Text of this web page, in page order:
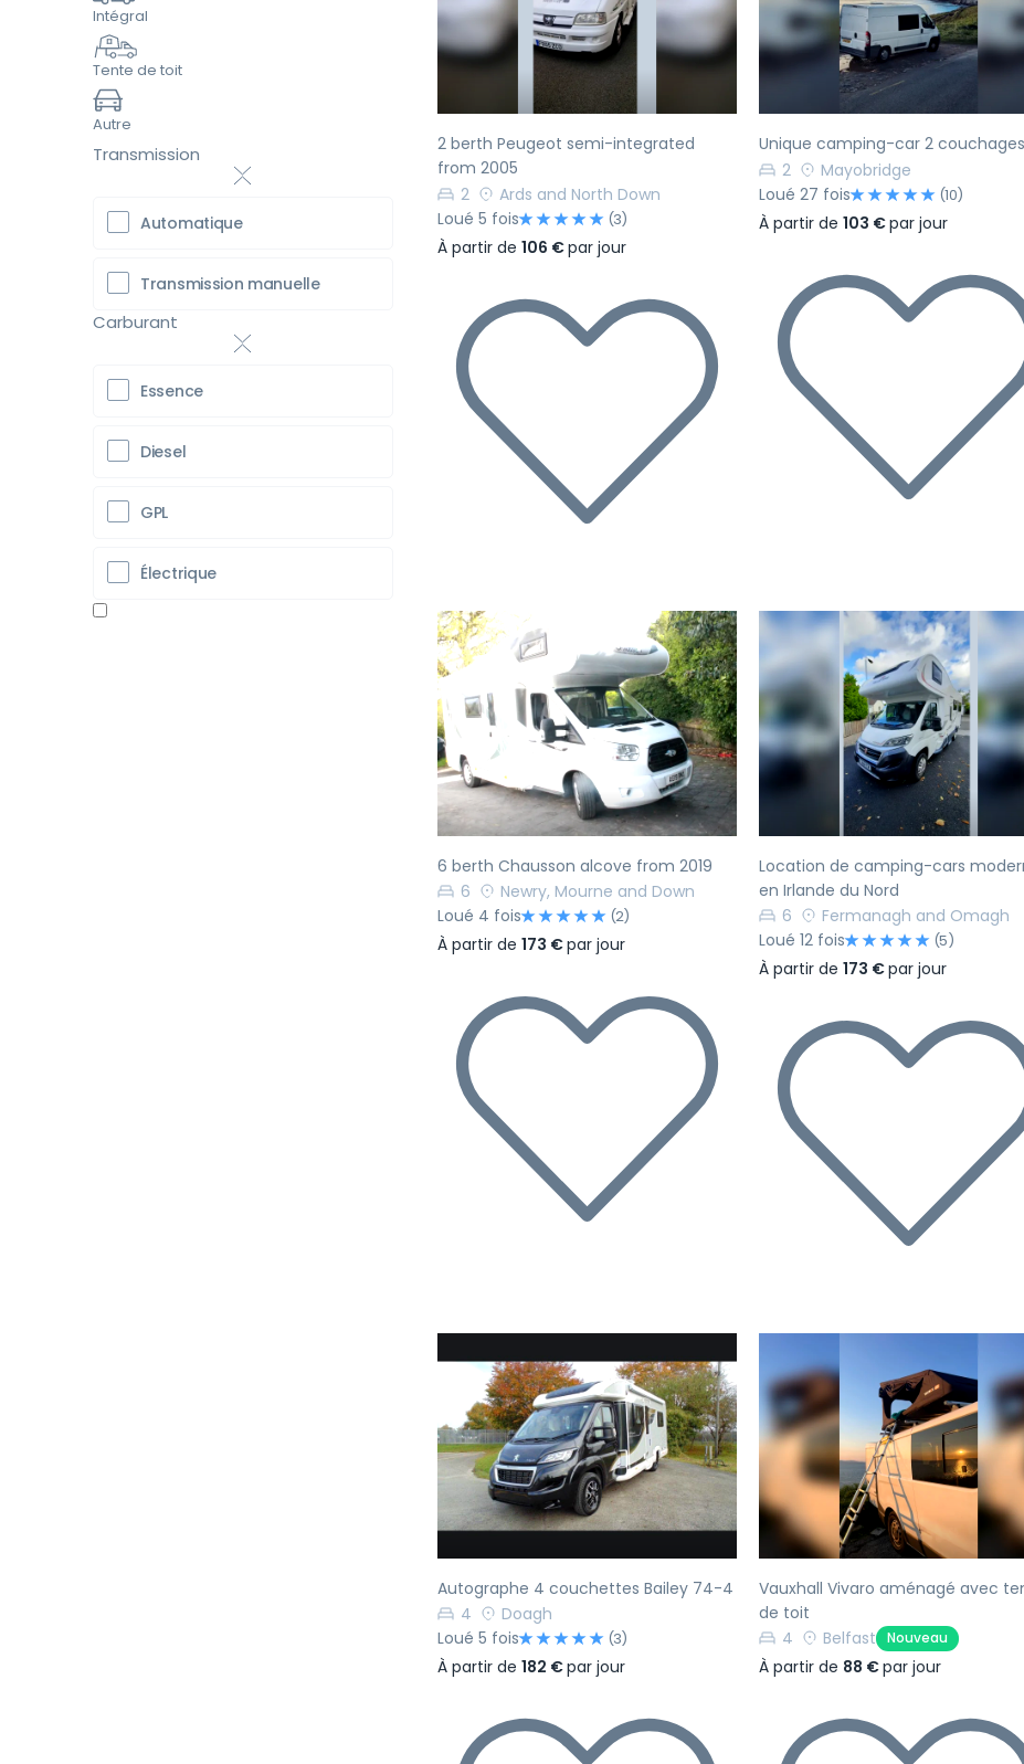
Précédent Suivant
2 berth Peugeot semi-integrated
from 2005
2
Ards and North Down
Loué 5 fois
(3)
À partir de 106 €par jour
Précédent
Unique camping-car 2 couchages
2
Mayobridge
Loué 27 fois
(10)
À partir de 103 €par jour
Précédent Suivant
6 berth Chausson alcove from 2019
6
Newry, Mourne and Down
Loué 4 fois
(2)
À partir de 173 €par jour
Précédent
Location de camping-cars
en Irlande du Nord
6
Fermanagh and Omagh
Loué 12 fois
(5)
À partir de 173 €par jour
Précédent Suivant
Autographe 4 couchettes Bailey 74-4
4
Doagh
Loué 5 fois
(3)
À partir de 182 €par jour
Précédent
Vauxhall Vivaro aménagé avec
de toit
4
Belfast Nouveau
À partir de 88 €par jour
Intégral
Tente de toit
Autre
Transmission
Automatique
Transmission manuelle
Carburant
Essence
Diesel
GPL
Électrique